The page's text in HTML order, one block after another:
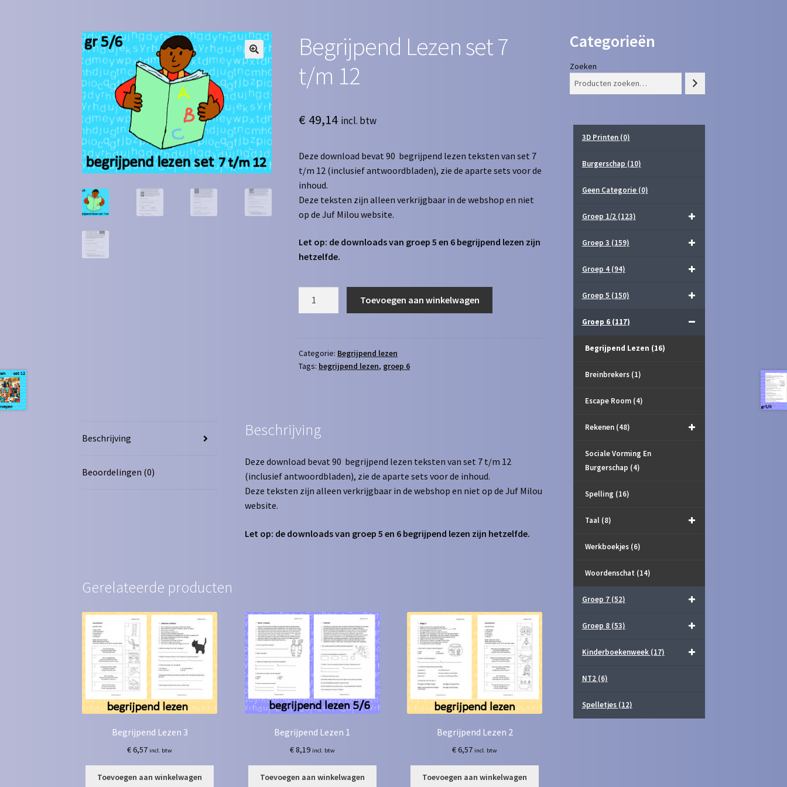
Begrijpend Lezen set 7
t/m 12
€ 49,14 incl. btw
Deze download bevat 90 begrijpend lezen teksten van set 7
t/m 12 (inclusief antwoordbladen), zie de aparte sets voor de
inhoud.
Deze teksten zijn alleen verkrijgbaar in de webshop en niet
op de Juf Milou website.
Let op: de downloads van groep 5 en 6 begrijpend lezen zijn
hetzelfde.
t/m
12
Toevoegen aan winkelwagen
Categorie: Begrijpend lezen
Tags: begrijpend lezen, groep 6
Beschrijving
Beoordelingen (0)
Beschrijving
Deze download bevat 90 begrijpend lezen teksten van set 7 t/m 12
(inclusief antwoordbladen), zie de aparte sets voor de inhoud.
Deze teksten zijn alleen verkrijgbaar in de webshop en niet op de Juf Milou
website.
Let op: de downloads van groep 5 en 6 begrijpend lezen zijn hetzelfde.
Gerelateerde producten
Begrijpend Lezen 3
€6,57 incl. btw
Toevoegen aan winkelwagen
Begrijpend Lezen 1
€8,19 incl. btw
Toevoegen aan winkelwagen
Begrijpend Lezen 2
€6,57 incl. btw
Toevoegen aan winkelwagen
Categorieën
Zoeken
3D Printen (0)
Burgerschap (10)
Geen Categorie (0)
Groep 1/2 (123)
Groep 3 (159)
Groep 4 (94)
Groep 5 (150)
Groep 6 (117)
Begrijpend Lezen (16)
Breinbrekers (1)
Escape Room (4)
Rekenen (48)
Sociale Vorming En
Burgerschap (4)
Spelling (16)
Taal (8)
Werkboekjes (6)
Woordenschat (14)
Groep 7 (52)
Groep 8 (53)
Kinderboekenweek (17)
NT2 (6)
Spelletjes (12)